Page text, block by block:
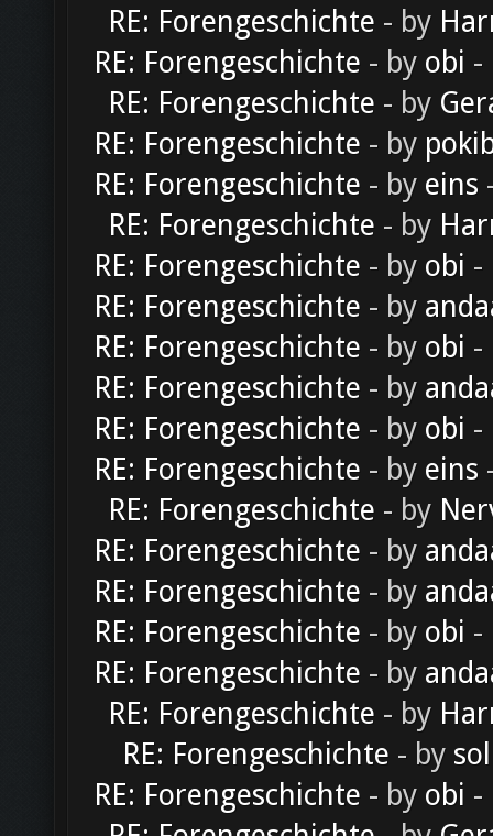
RE: Forengeschichte - by
RE: Forengeschichte - by obi -
RE: Forengeschichte - by
RE: Forengeschichte - by
RE: Forengeschichte - by eins
RE: Forengeschichte - by
RE: Forengeschichte - by obi -
RE: Forengeschichte - by
RE: Forengeschichte - by obi -
RE: Forengeschichte - by
RE: Forengeschichte - by obi -
RE: Forengeschichte - by eins
RE: Forengeschichte - by
RE: Forengeschichte - by
RE: Forengeschichte - by
RE: Forengeschichte - by obi -
RE: Forengeschichte - by
RE: Forengeschichte - by
RE: Forengeschichte - by
RE: Forengeschichte - by obi -